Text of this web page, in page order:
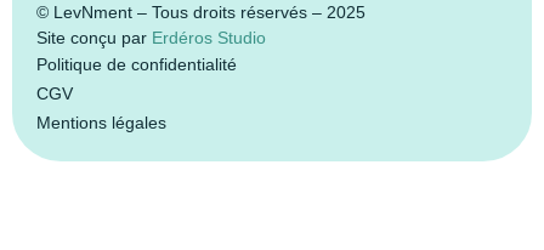
© LevNment – Tous droits réservés – 2025
Site conçu par Erdéros Studio
Politique de confidentialité
CGV
Mentions légales